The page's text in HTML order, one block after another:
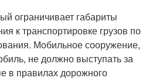
ограничивает габариты
к транспортировке грузов по
Мобильное сооружение,
не должно выступать за
в правилах дорожного